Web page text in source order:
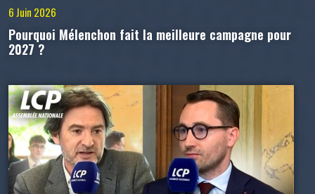
6 Juin 2026
Pourquoi Mélenchon fait la meilleure campagne pour
2027 ?